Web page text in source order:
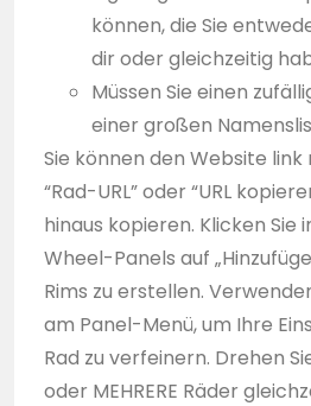
können, die Sie
dir oder gleichzeitig
Müssen Sie einen
einer großen
Sie können den Website
“Rad-URL” oder “URL
hinaus kopieren. Klicken Sie
Wheel-Panels auf
Rims zu erstellen.
am Panel-Menü, um Ihre
Rad zu verfeinern. Drehen
oder MEHRERE Räder